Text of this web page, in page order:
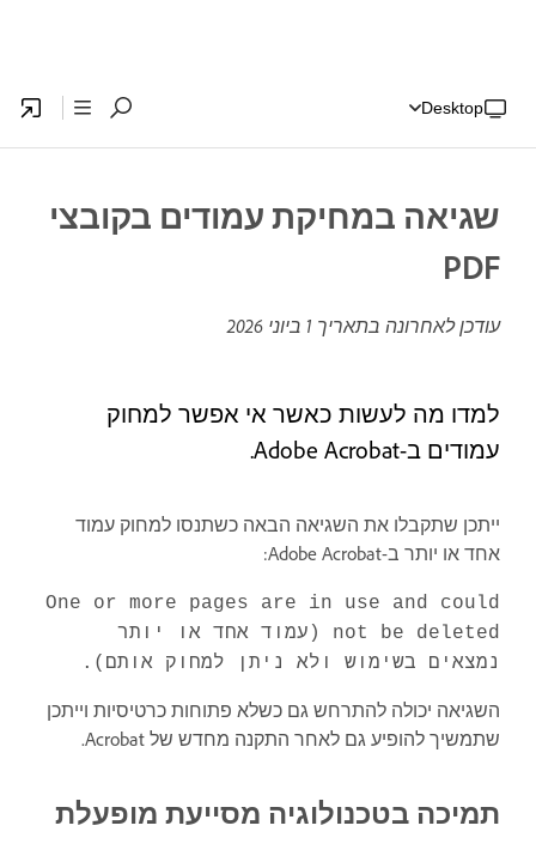
Desktop
שגיאה במחיקת עמודים בקובצי
PDF
עודכן לאחרונה בתאריך 1 ביוני 2026
למדו מה לעשות כאשר אי אפשר למחוק
עמודים ב-Adobe Acrobat.
ייתכן שתקבלו את השגיאה הבאה כשתנסו למחוק עמוד
אחד או יותר ב-Adobe Acrobat:
One or more pages are in use and could
not be deleted (עמוד אחד או יותר
נמצאים בשימוש ולא ניתן למחוק אותם).
השגיאה יכולה להתרחש גם כשלא פתוחות כרטיסיות וייתכן
שתמשיך להופיע גם לאחר התקנה מחדש של Acrobat.
תמיכה בטכנולוגיה מסייעת מופעלת